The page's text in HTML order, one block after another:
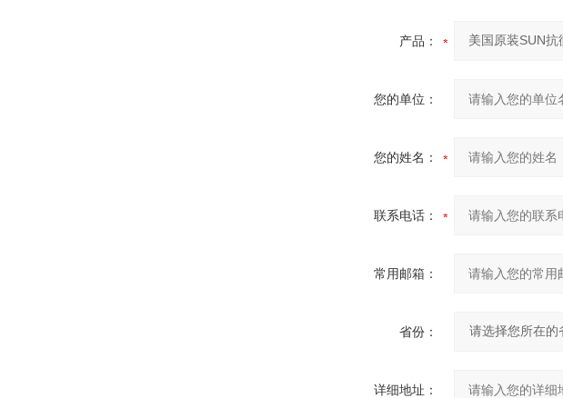
产品：
您的单位：
您的姓名：
联系电话：
常用邮箱：
省份：
详细地址：